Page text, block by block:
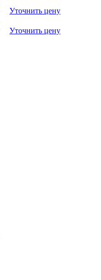
Уточнить цену
Уточнить цену